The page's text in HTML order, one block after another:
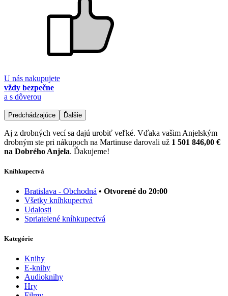
U nás nakupujete
vždy bezpečne
a s dôverou
Predchádzajúce Ďalšie
Aj z drobných vecí sa dajú urobiť veľké. Vďaka vašim Anjelským
drobným ste pri nákupoch na Martinuse darovali už 1 501 846,00 €
na Dobrého Anjela. Ďakujeme!
Kníhkupectvá
Bratislava - Obchodná • Otvorené do 20:00
Všetky kníhkupectvá
Udalosti
Spriatelené kníhkupectvá
Kategórie
Knihy
E-knihy
Audioknihy
Hry